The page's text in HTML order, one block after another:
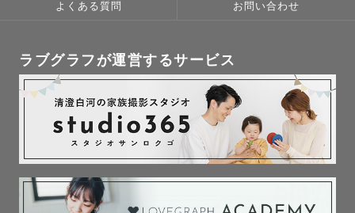
よくある質問 お問い合わせ
ラブグラフが運営するサービス